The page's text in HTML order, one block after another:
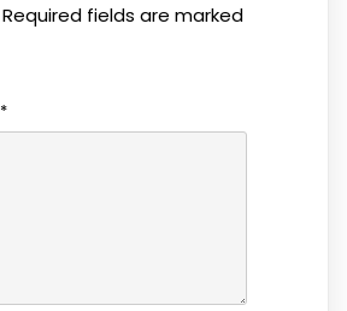
Required fields are marked
*